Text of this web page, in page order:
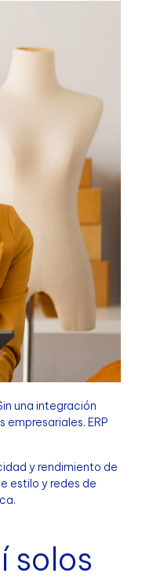
una integración
ERP
y rendimiento de
estilo y redes de
solos